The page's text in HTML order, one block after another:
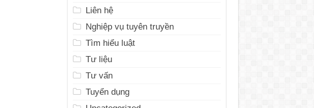
Liên hệ
Nghiệp vụ tuyên truyền
Tìm hiểu luật
Tư liệu
Tư vấn
Tuyển dụng